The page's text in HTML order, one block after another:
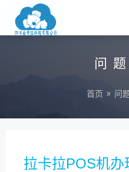
问
首页 » 问
拉卡拉POS机